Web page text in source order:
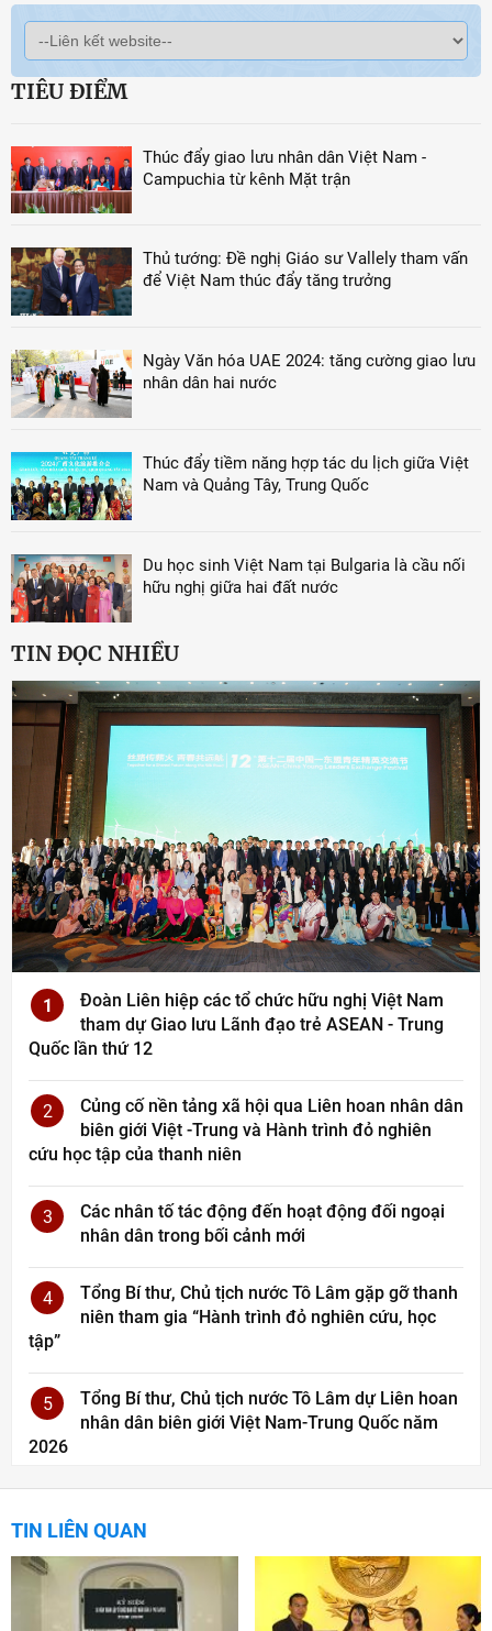
TIÊU ĐIỂM
Thúc đẩy giao lưu nhân dân Việt Nam -
Campuchia từ kênh Mặt trận
Thủ tướng: Đề nghị Giáo sư Vallely tham vấn
để Việt Nam thúc đẩy tăng trưởng
Ngày Văn hóa UAE 2024: tăng cường giao lưu
nhân dân hai nước
Thúc đẩy tiềm năng hợp tác du lịch giữa Việt
Nam và Quảng Tây, Trung Quốc
Du học sinh Việt Nam tại Bulgaria là cầu nối
hữu nghị giữa hai đất nước
TIN ĐỌC NHIỀU
1
Đoàn Liên hiệp các tổ chức hữu nghị Việt Nam
tham dự Giao lưu Lãnh đạo trẻ ASEAN - Trung
Quốc lần thứ 12
2
Củng cố nền tảng xã hội qua Liên hoan nhân dân
biên giới Việt -Trung và Hành trình đỏ nghiên
cứu học tập của thanh niên
3
Các nhân tố tác động đến hoạt động đối ngoại
nhân dân trong bối cảnh mới
4
Tổng Bí thư, Chủ tịch nước Tô Lâm gặp gỡ thanh
niên tham gia “Hành trình đỏ nghiên cứu, học
tập”
5
Tổng Bí thư, Chủ tịch nước Tô Lâm dự Liên hoan
nhân dân biên giới Việt Nam-Trung Quốc năm
2026
TIN LIÊN QUAN